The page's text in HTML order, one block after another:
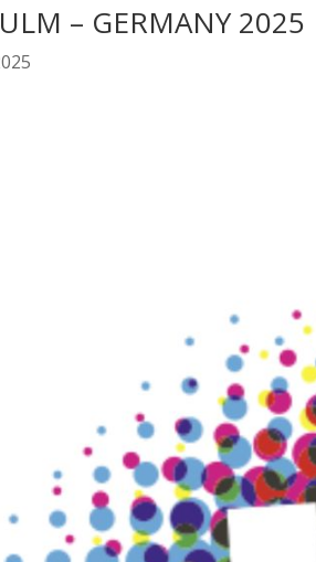
– GERMANY 2025